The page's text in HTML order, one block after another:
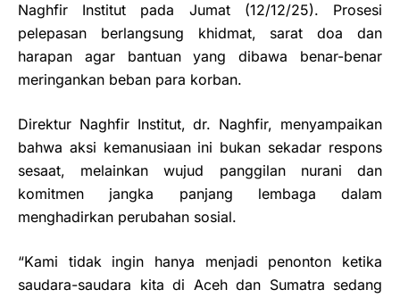
Naghfir Institut pada Jumat (12/12/25). Prosesi
pelepasan berlangsung khidmat, sarat doa dan
harapan agar bantuan yang dibawa benar-benar
meringankan beban para korban.
Direktur Naghfir Institut, dr. Naghfir, menyampaikan
bahwa aksi kemanusiaan ini bukan sekadar respons
sesaat, melainkan wujud panggilan nurani dan
komitmen jangka panjang lembaga dalam
menghadirkan perubahan sosial.
“Kami tidak ingin hanya menjadi penonton ketika
saudara-saudara kita di Aceh dan Sumatra sedang